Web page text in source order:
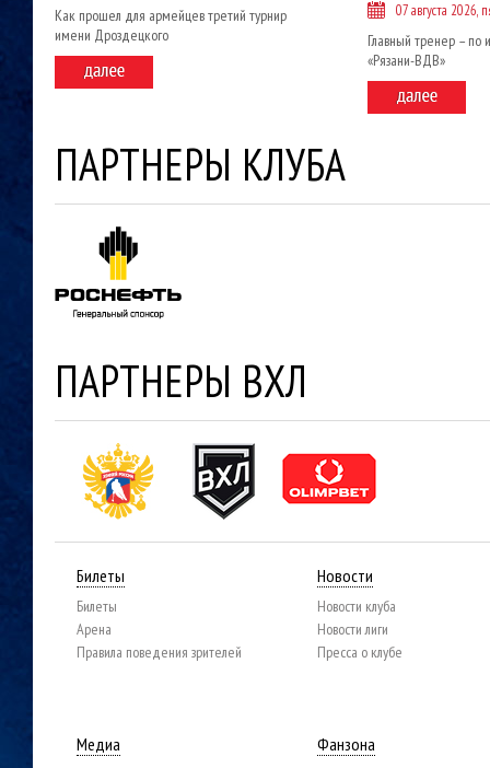
Как прошел для армейцев третий турнир
имени Дроздецкого
07 августа 2026,
Главный тренер – по
«Рязани-ВДВ»
ПАРТНЕРЫ КЛУБА
ПАРТНЕРЫ ВХЛ
Билеты
Билеты
Арена
Правила поведения зрителей
Новости
Новости клуба
Новости лиги
Пресса о клубе
Медиа Фанзона